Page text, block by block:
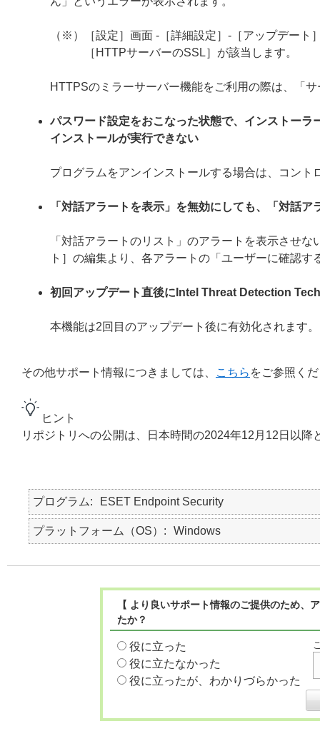
（※）［設定］画面 -［詳細設定］-［アップデー
［HTTPサーバーのSSL］が該当します。
HTTPSのミラーサーバー機能をご利用の際は、「
パスワード設定をおこなった状態で、インストー
インストールが実行できない
プログラムをアンインストールする場合は、コン
「対話アラートを表示」を無効にしても、「対話
「対話アラートのリスト」のアラートを表示させ
ト］の編集より、各アラートの「ユーザーに確認
初回アップデート直後にIntel Threat Detection
本機能は2回目のアップデート後に有効化されます。
その他サポート情報につきましては、 こちら をご参照く
ヒント
リポジトリへの公開は、日本時間の2024年12月12日以降
プログラム ESET Endpoint Security
プラットフォーム（OS） Windows
【 より良いサポート情報のご提供のため
たか？
役に立った
役に立たなかった
役に立ったが、わかりづらかった